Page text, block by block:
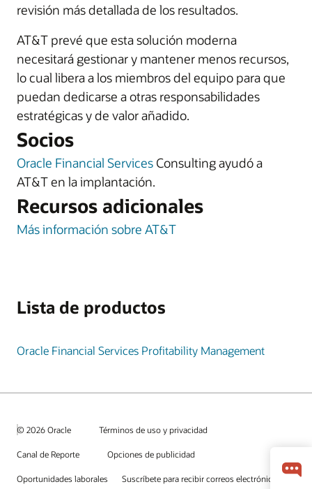
revisión más detallada de los resultados.
AT&T prevé que esta solución moderna
necesitará gestionar y mantener menos recursos,
lo cual libera a los miembros del equipo para que
puedan dedicarse a otras responsabilidades
estratégicas y de valor añadido.
Socios
Oracle Financial Services Consulting ayudó a
AT&T en la implantación.
Recursos adicionales
Más información sobre AT&T
Lista de productos
Oracle Financial Services Profitability Management
© 2026 Oracle Términos de uso y privacidad
Canal de Reporte Opciones de publicidad
Oportunidades laborales Suscríbete para recibir correos electrónicos